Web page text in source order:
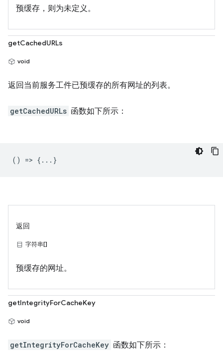
预缓存，则为未定义。
getCachedURLs
void
返回当前服务工件已预缓存的所有网址的列表。
getCachedURLs 函数如下所示：
() => {...}
返回
字符串[]
预缓存的网址。
getIntegrityForCacheKey
void
getIntegrityForCacheKey 函数如下所示：